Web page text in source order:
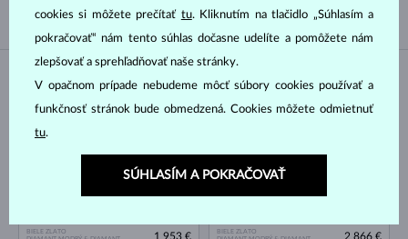
BIELE ZLATO
NA SKLADE
1 953 €
BIELE ZLATO
NA SKLADE
2 866 €
cookies si môžete prečítať tu. Kliknutím na tlačidlo „Súhlasím a
pokračovať“ nám tento súhlas dočasne udelíte a pomôžete nám
zlepšovať a sprehľadňovať naše stránky.
V opačnom prípade nebudeme môcť súbory cookies používať a
funkčnosť stránok bude obmedzená. Cookies môžete odmietnuť
tu.
SÚHLASÍM A POKRAČOVAŤ